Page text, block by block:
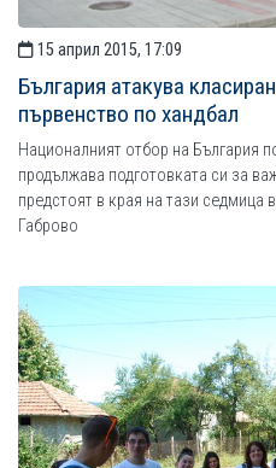
15 април 2015, 17:09
България атакува
първенство по хандбал
Националният отбор на България
продължава подготовката си за
предстоят в края на тази седмица
Габрово